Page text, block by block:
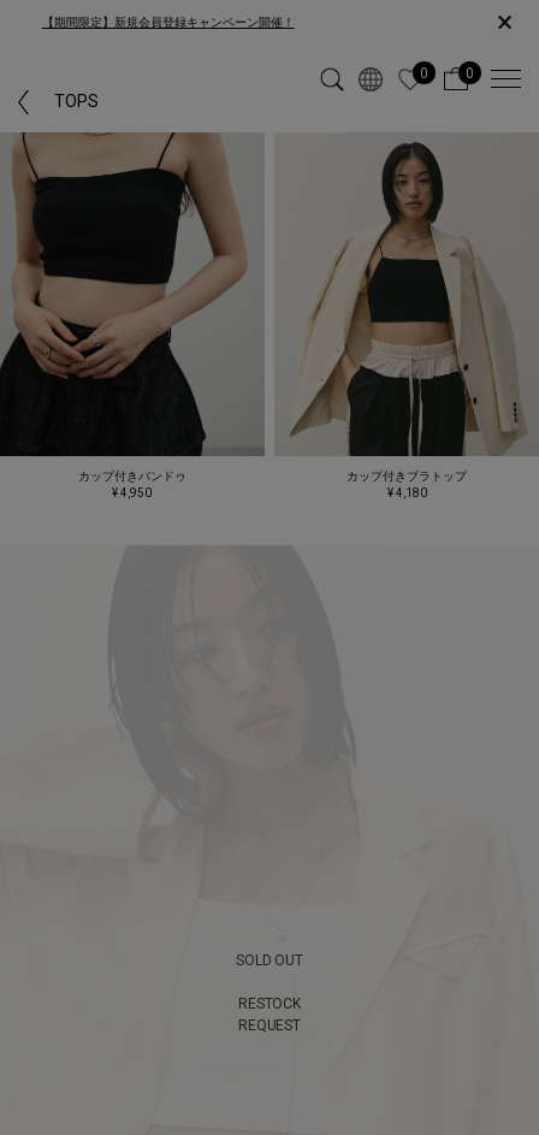
【期間限定】新規会員登録キャンペーン開催！ ×
TOPS
0 0
カップ付きバンドゥ
¥ 4,950
カップ付きブラトップ
¥ 4,180
SOLD OUT
RESTOCK
REQUEST